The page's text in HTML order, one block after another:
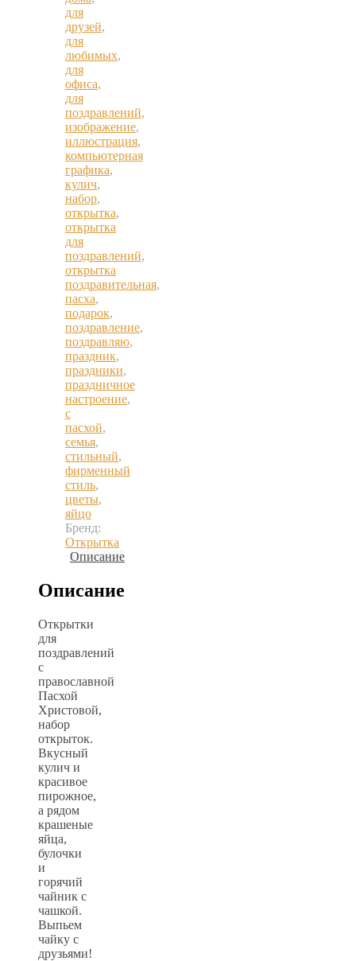
для
друзей,
для
любимых,
для
офиса,
для
поздравлений,
изображение,
иллюстрация,
компьютерная
графика,
кулич,
набор,
открытка,
открытка
для
поздравлений,
открытка
поздравительная,
пасха,
подарок,
поздравление,
поздравляю,
праздник,
праздники,
праздничное
настроение,
с
пасхой,
семья,
стильный,
фирменный
стиль,
цветы,
яйцо
Бренд:
Открытка
Описание
Описание
Открытки
для
поздравлений
с
православной
Пасхой
Христовой,
набор
открыток.
Вкусный
кулич и
красивое
пирожное,
а рядом
крашеные
яйца,
булочки
и
горячий
чайник с
чашкой.
Выпьем
чайку с
друзьями!